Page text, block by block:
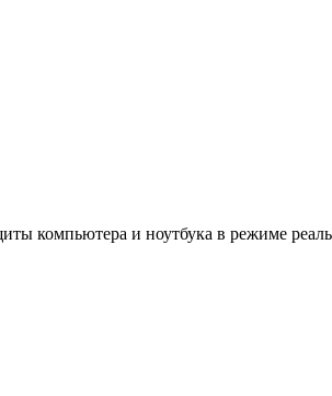
компьютера и ноутбука в режиме